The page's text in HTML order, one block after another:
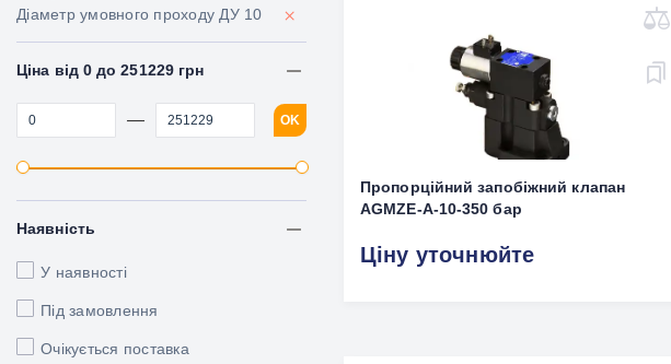
Діаметр умовного проходу ДУ 10
×
Ціна від 0 до 251229 грн
— OK
Наявність
У наявності
Під замовлення
Очікується поставка
Пропорційний запобіжний клапан
AGMZE-A-10-350 бар
Ціну уточнюйте